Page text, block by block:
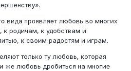
вида проявляет любовь во многих
к родичам, к удобствам и
к своим радостям и играм.
только ту любовь, которая
же любовь дробиться на многие